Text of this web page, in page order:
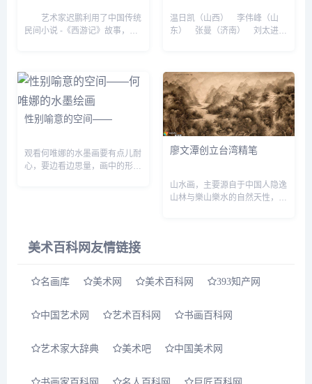
艺术家迟鹏利用了中国传统
民间小说 -《西游记》故事，又
分、熟练地利用新媒体---...
温日凯（山西） 李伟峰（山
东） 张曼（济南） 刘太进
东） 曹振英（江苏） 李建军
（陕西） 刘子东（甘肃） 刘
宏亮（黑龙江） 张琳...
性别喻意的空间——
观看何唯娜的水墨画要有点儿耐
心，要边看边思量，画中的形象
廖文潭创立台湾精笔
山水画，主要源自于中国人隐逸
山林与樂山樂水的自然天性，其
美术百科网友情链接
名画库 美术网 美术百科网 393知产网
中国艺术网 艺术百科网 书画百科网
艺术家大辞典 美术吧 中国美术网
书画家百科网 名人百科网 巨匠百科网